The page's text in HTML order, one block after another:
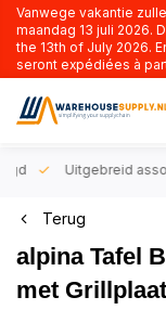
Vanwege vakantie
maandag 13 juli 2026.
the 13th of July 2026.
seront expédiées à
Uitgebreid
Terug
alpina Tafel
met